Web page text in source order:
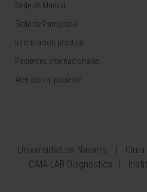
Sede de Madrid
Sede de Pamplona
Información práctica
Pacientes internacionales
Atención al paciente
Universidad de Navarra
CIMA LAB Diagnostics